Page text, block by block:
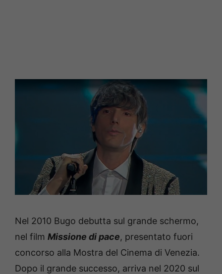
Nel 2010 Bugo debutta sul grande schermo,
nel film Missione di pace, presentato fuori
concorso alla Mostra del Cinema di Venezia.
Dopo il grande successo, arriva nel 2020 sul